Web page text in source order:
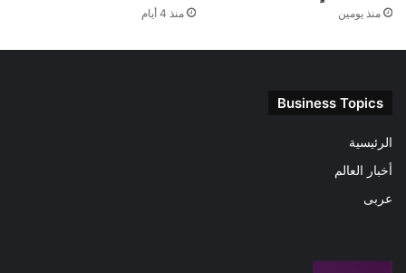
منذ يومين منذ 4 أيام
Business Topics
الرئيسية
أخبار العالم
عربى